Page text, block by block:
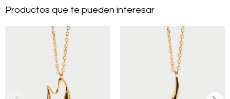
Productos que te pueden interesar